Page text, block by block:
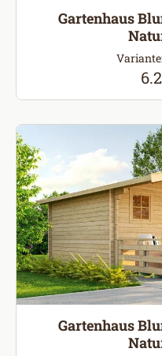
Gartenhaus
Gartenhaus